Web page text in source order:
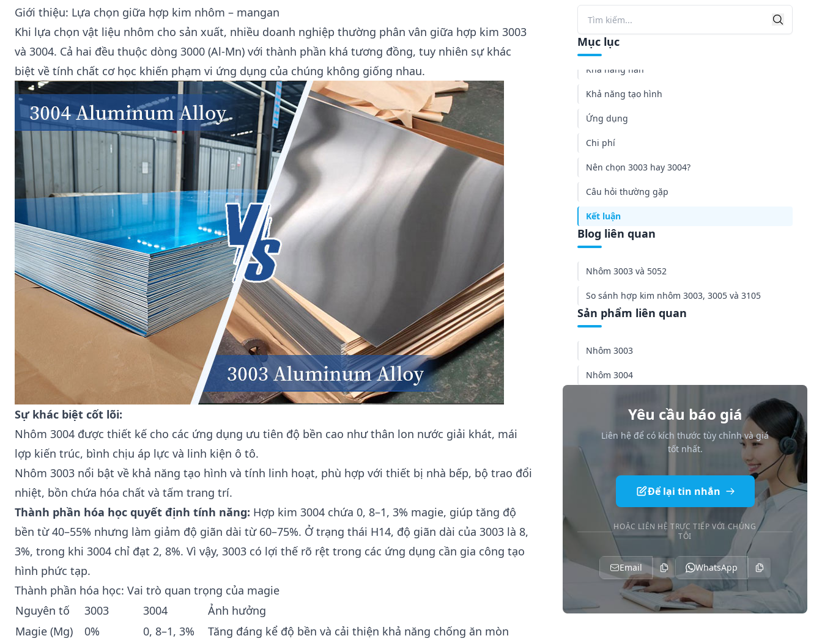
Giới thiệu: Lựa chọn giữa hợp kim nhôm – mangan
Khi lựa chọn vật liệu nhôm cho sản xuất, nhiều doanh nghiệp thường phân vân giữa hợp kim 3003
và 3004. Cả hai đều thuộc dòng 3000 (Al-Mn) với thành phần khá tương đồng, tuy nhiên sự khác
biệt về tính chất cơ học khiến phạm vi ứng dụng của chúng không giống nhau.
Sự khác biệt cốt lõi:
Nhôm 3004 được thiết kế cho các ứng dụng ưu tiên độ bền cao như thân lon nước giải khát, mái
lợp kiến trúc, bình chịu áp lực và linh kiện ô tô.
Nhôm 3003 nổi bật về khả năng tạo hình và tính linh hoạt, phù hợp với thiết bị nhà bếp, bộ trao đổi
nhiệt, bồn chứa hóa chất và tấm trang trí.
Thành phần hóa học quyết định tính năng: Hợp kim 3004 chứa 0, 8–1, 3% magie, giúp tăng độ
bền từ 40–55% nhưng làm giảm độ giãn dài từ 60–75%. Ở trạng thái H14, độ giãn dài của 3003 là 8,
3%, trong khi 3004 chỉ đạt 2, 8%. Vì vậy, 3003 có lợi thế rõ rệt trong các ứng dụng cần gia công tạo
hình phức tạp.
Thành phần hóa học: Vai trò quan trọng của magie
Nguyên tố
3003 3004
Ảnh hưởng
Magie (Mg)
0% 0, 8–1, 3%
Tăng đáng kể độ bền và cải thiện khả năng chống ăn mòn
Tìm kiếm
Mục lục
Tính chất vật lý
Khả năng chống ăn mòn
Khả năng hàn
Khả năng tạo hình
Ứng dụng
Chi phí
Nên chọn 3003 hay 3004?
Câu hỏi thường gặp
Kết luận
Blog liên quan
Nhôm 3003 và 5052
So sánh hợp kim nhôm 3003, 3005 và 3105
Sản phẩm liên quan
Nhôm 3003
Nhôm 3004
Yêu cầu báo giá
Liên hệ để có kích thước tùy chỉnh và giá
tốt nhất.
Để lại tin nhắn
HOẶC LIÊN HỆ TRỰC TIẾP VỚI CHÚNG
TÔI
Email WhatsApp